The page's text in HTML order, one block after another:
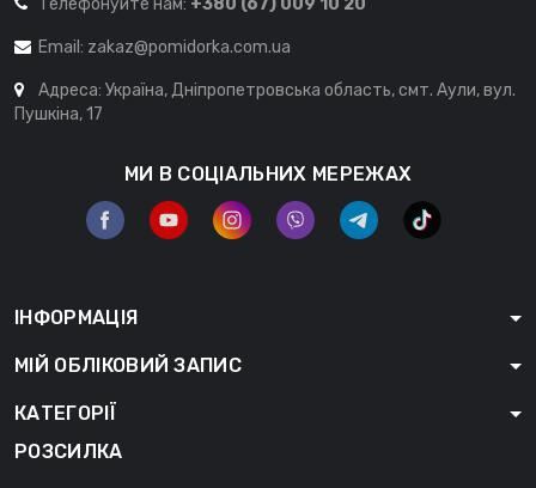
Email: zakaz@pomidorka.com.ua
Адреса: Україна, Дніпропетровська область, смт. Аули, вул.
Пушкіна, 17
МИ В СОЦІАЛЬНИХ МЕРЕЖАХ
ІНФОРМАЦІЯ
МІЙ ОБЛІКОВИЙ ЗАПИС
КАТЕГОРІЇ
РОЗСИЛКА